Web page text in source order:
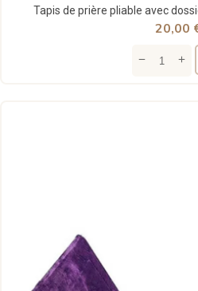
Tapis de prière pliable avec
20,00